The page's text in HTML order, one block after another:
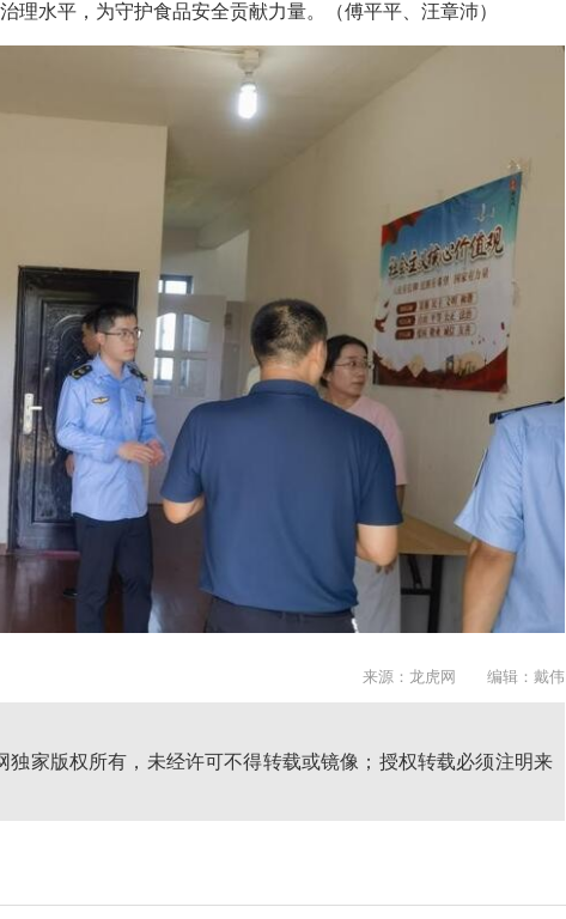
理水平，为守护食品安全贡献力量。（傅平平、汪章沛）
来源：龙虎网 编辑：戴伟
独家版权所有，未经许可不得转载或镜像；授权转载必须注明来